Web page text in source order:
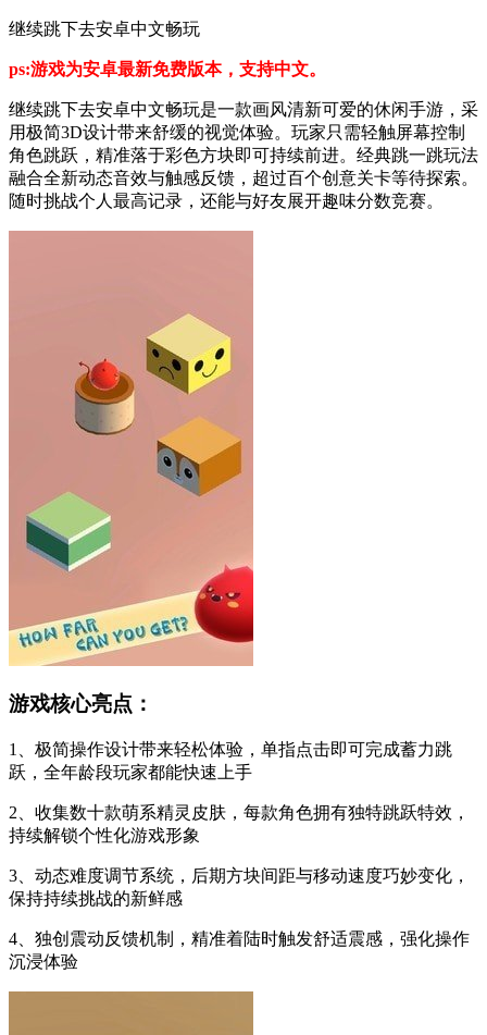
继续跳下去安卓中文畅玩
ps:游戏为安卓最新免费版本，支持中文。
继续跳下去安卓中文畅玩是一款画风清新可爱的休闲手游，采
用极简3D设计带来舒缓的视觉体验。玩家只需轻触屏幕控制
角色跳跃，精准落于彩色方块即可持续前进。经典跳一跳玩法
融合全新动态音效与触感反馈，超过百个创意关卡等待探索。
随时挑战个人最高记录，还能与好友展开趣味分数竞赛。
游戏核心亮点：
1、极简操作设计带来轻松体验，单指点击即可完成蓄力跳
跃，全年龄段玩家都能快速上手
2、收集数十款萌系精灵皮肤，每款角色拥有独特跳跃特效，
持续解锁个性化游戏形象
3、动态难度调节系统，后期方块间距与移动速度巧妙变化，
保持持续挑战的新鲜感
4、独创震动反馈机制，精准着陆时触发舒适震感，强化操作
沉浸体验